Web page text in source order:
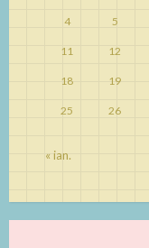
4 5
11 12
18 19
25 26
« ian.